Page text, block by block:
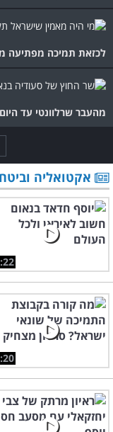
לכזאת תמיכה מפתיעה
מהעבר שרלוונטי עד היום
אקטואליה